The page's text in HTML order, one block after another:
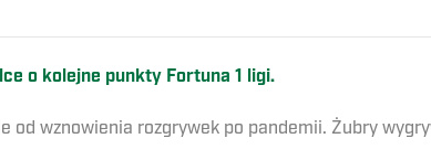
o kolejne punkty Fortuna 1 ligi.
od wznowienia rozgrywek po pandemii. Żubry